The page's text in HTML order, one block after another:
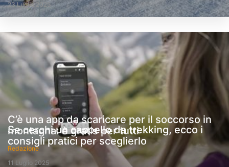
23 Luglio 2025
C’è una app da scaricare per il soccorso in
montagna: è gratis per tutti
Redazione
11 Luglio 2025
Se cerchi un cappello da trekking, ecco i
consigli pratici per sceglierlo